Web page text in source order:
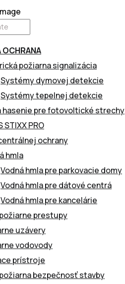
OCHRANA
požiarna signalizácia
Systémy dymovej detekcie
Systémy tepelnej detekcie
hasenie pre fotovoltické strechy
STIXX PRO
ochrany
hmla
Vodná hmla pre parkovacie domy
Vodná hmla pre dátové centrá
Vodná hmla pre kancelárie
prestupy
uzávery
vodovody
prístroje
bezpečnosť stavby